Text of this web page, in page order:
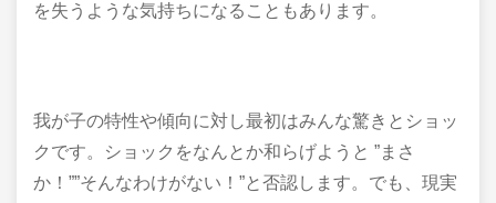
を失うような気持ちになることもあります。
我が子の特性や傾向に対し最初はみんな驚きとショッ
クです。ショックをなんとか和らげようと ”まさ
か！””そんなわけがない！”と否認します。でも、現実